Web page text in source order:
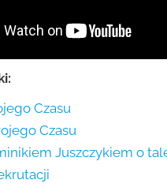
Czasu
Czasu
Juszczykiem o